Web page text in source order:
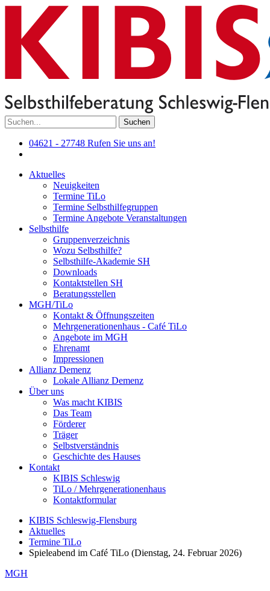
Suchen
04621 - 27748 Rufen Sie uns an!
Aktuelles
Neuigkeiten
Termine TiLo
Termine Selbsthilfegruppen
Termine Angebote Veranstaltungen
Selbsthilfe
Gruppenverzeichnis
Wozu Selbsthilfe?
Selbsthilfe-Akademie SH
Downloads
Kontaktstellen SH
Beratungsstellen
MGH/TiLo
Kontakt & Öffnungszeiten
Mehrgenerationenhaus - Café TiLo
Angebote im MGH
Ehrenamt
Impressionen
Allianz Demenz
Lokale Allianz Demenz
Über uns
Was macht KIBIS
Das Team
Förderer
Träger
Selbstverständnis
Geschichte des Hauses
Kontakt
KIBIS Schleswig
TiLo / Mehrgenerationenhaus
Kontaktformular
KIBIS Schleswig-Flensburg
Aktuelles
Termine TiLo
Spieleabend im Café TiLo (Dienstag, 24. Februar 2026)
MGH